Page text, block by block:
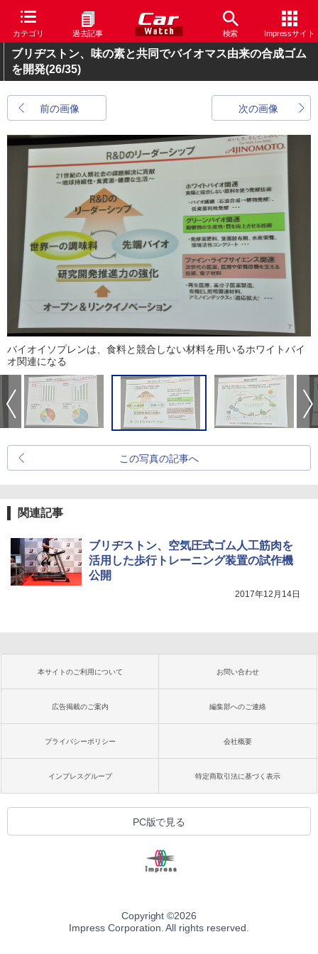
カテゴリ 過去記事 検索 Impressサイト
ブリヂストン、味の素と共同でバイオマス由来の合成ゴム
を開発(26/35)
前の画像 次の画像
バイオイソプレンは、食料と競合しない材料を用いるホワイトバイ
オ関連になる
この写真の記事へ
関連記事
ブリヂストン、空気圧式ゴム人工筋肉を
活用した歩行トレーニング装置の試作機
公開
2017年12月14日
本サイトのご利用について お問い合わせ
広告掲載のご案内 編集部へのご連絡
プライバシーポリシー 会社概要
インプレスグループ 特定商取引法に基づく表示
PC版で見る
Copyright ©2026
Impress Corporation. All rights reserved.